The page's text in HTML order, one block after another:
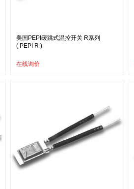
美国PEPI缓跳式温控开关 R系列
( PEPI R )
在线询价